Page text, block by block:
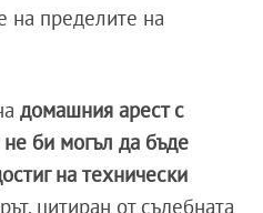
на пределите на
домашния арест с
би могъл да бъде
на технически
цитиран от съдебната